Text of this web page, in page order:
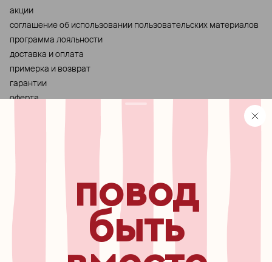
акции
cоглашение об использовании пользовательских материалов
программа лояльности
доставка и оплата
примерка и возврат
гарантии
оферта
узнавайте первыми о
новинках, специальных
мероприятиях, скидках иповод
быть